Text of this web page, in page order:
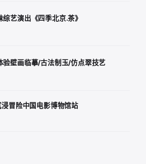
艺演出《四季北京.茶》
验壁画临摹/古法制玉/仿点翠技艺
冒险中国电影博物馆站